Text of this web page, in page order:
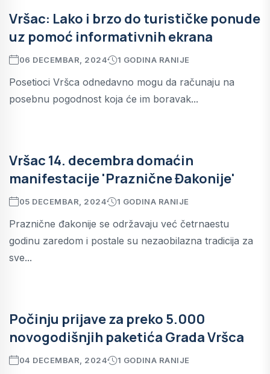
Vršac: Lako i brzo do turističke ponude
uz pomoć informativnih ekrana
06 DECEMBAR, 2024 1 GODINA RANIJE
Posetioci Vršca odnedavno mogu da računaju na
posebnu pogodnost koja će im boravak...
Vršac 14. decembra domaćin
manifestacije 'Praznične Đakonije'
05 DECEMBAR, 2024 1 GODINA RANIJE
Praznične đakonije se održavaju već četrnaestu
godinu zaredom i postale su nezaobilazna tradicija za
sve...
Počinju prijave za preko 5.000
novogodišnjih paketića Grada Vršca
04 DECEMBAR, 2024 1 GODINA RANIJE